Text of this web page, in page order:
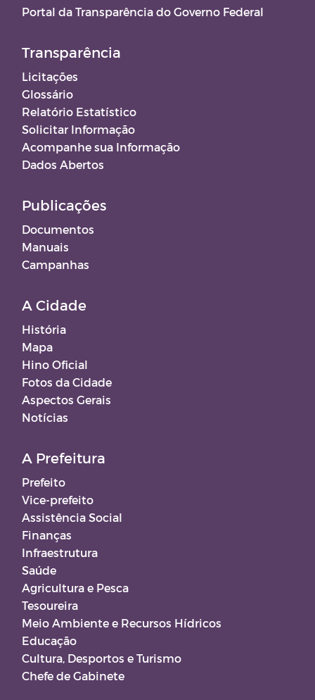
Portal da Transparência do Governo Federal
Transparência
Licitações
Glossário
Relatório Estatístico
Solicitar Informação
Acompanhe sua Informação
Dados Abertos
Publicações
Documentos
Manuais
Campanhas
A Cidade
História
Mapa
Hino Oficial
Fotos da Cidade
Aspectos Gerais
Notícias
A Prefeitura
Prefeito
Vice-prefeito
Assistência Social
Finanças
Infraestrutura
Saúde
Agricultura e Pesca
Tesoureira
Meio Ambiente e Recursos Hídricos
Educação
Cultura, Desportos e Turismo
Chefe de Gabinete